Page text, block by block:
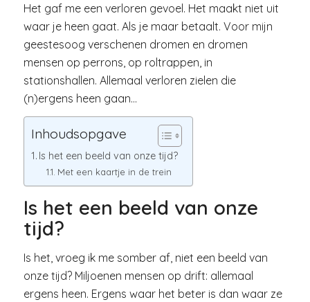
Het gaf me een verloren gevoel. Het maakt niet uit
waar je heen gaat. Als je maar betaalt. Voor mijn
geestesoog verschenen dromen en dromen
mensen op perrons, op roltrappen, in
stationshallen. Allemaal verloren zielen die
(n)ergens heen gaan…
Inhoudsopgave
Is het een beeld van onze tijd?
Met een kaartje in de trein
Is het een beeld van onze
tijd?
Is het, vroeg ik me somber af, niet een beeld van
onze tijd? Miljoenen mensen op drift: allemaal
ergens heen. Ergens waar het beter is dan waar ze